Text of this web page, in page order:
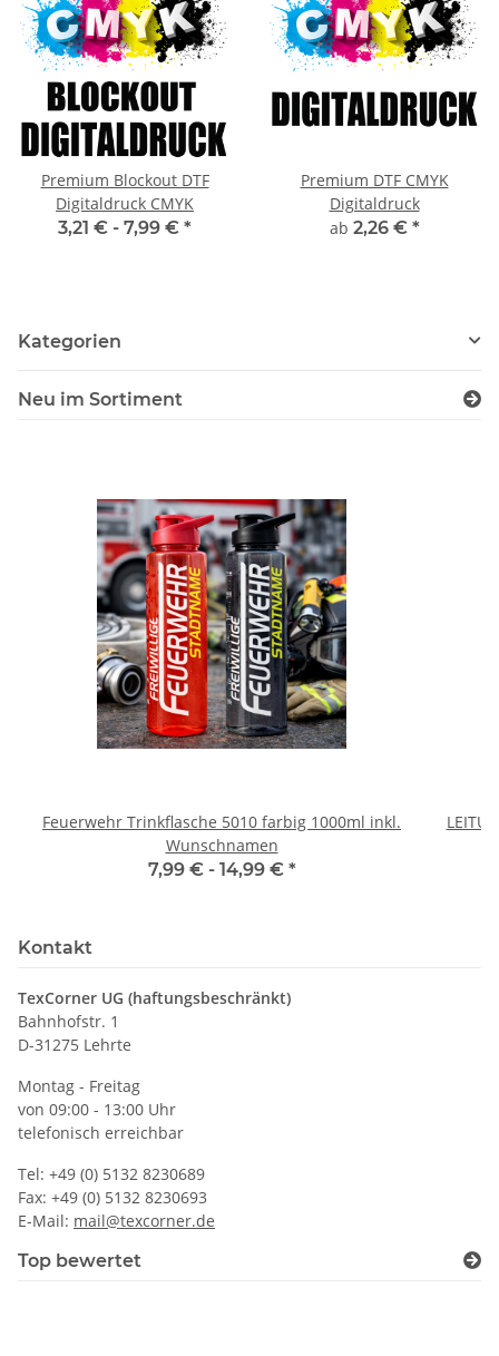
Premium Blockout DTF
Digitaldruck CMYK
3,21 € - 7,99 € *
Premium DTF CMYK
Digitaldruck
ab 2,26 € *
Kategorien
Neu im Sortiment
Feuerwehr Trinkflasche 5010 farbig 1000ml inkl.
Wunschnamen
7,99 € - 14,99 € *
Kontakt
TexCorner UG (haftungsbeschränkt)
Bahnhofstr. 1
D-31275 Lehrte
Montag - Freitag
von 09:00 - 13:00 Uhr
telefonisch erreichbar
Tel: +49 (0) 5132 8230689
Fax: +49 (0) 5132 8230693
E-Mail: mail@texcorner.de
Top bewertet